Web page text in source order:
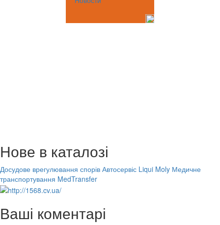
Нове в каталозі
Досудове врегулювання спорів Автосервіс Liqui Moly Медичне
транспортування MedTransfer
Ваші коментарі